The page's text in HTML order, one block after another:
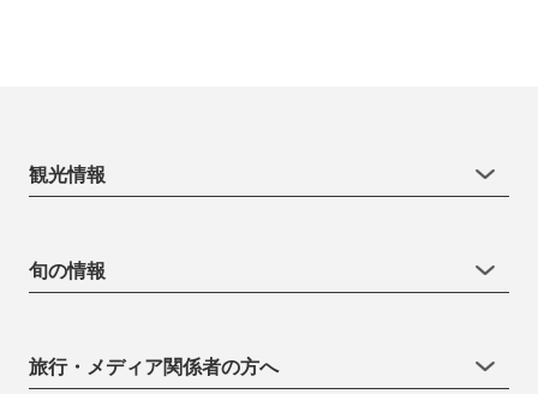
観光情報
旬の情報
旅行・メディア関係者の方へ